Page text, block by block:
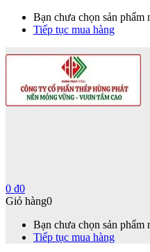
Bạn chưa chọn sản phẩm
Tiếp tục mua hàng
0 ₫0
Giỏ hàng0
Bạn chưa chọn sản phẩm
Tiếp tục mua hàng